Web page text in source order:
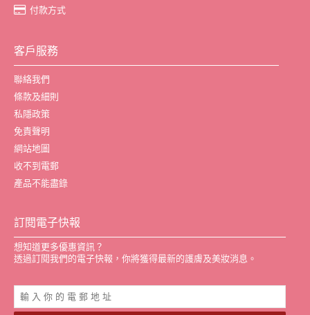
付款方式
客戶服務
聯絡我們
條款及細則
私隱政策
免責聲明
網站地圖
收不到電郵
產品不能盡錄
訂閱電子快報
想知道更多優惠資訊？
透過訂閱我們的電子快報，你將獲得最新的護膚及美妝消息。